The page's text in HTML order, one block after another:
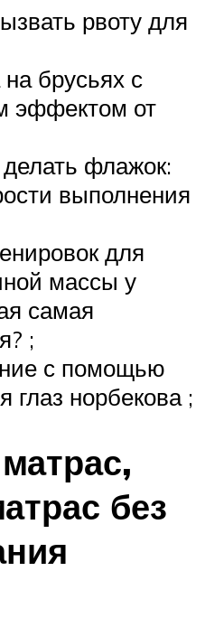
рвоту для
брусьях с
эффектом от
флажок:
выполнения
для
массы у
самая
;
с помощью
глаз норбекова ;
без